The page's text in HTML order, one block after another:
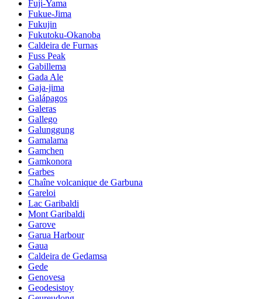
Fuji-Yama
Fukue-Jima
Fukujin
Fukutoku-Okanoba
Caldeira de Furnas
Fuss Peak
Gabillema
Gada Ale
Gaja-jima
Galápagos
Galeras
Gallego
Galunggung
Gamalama
Gamchen
Gamkonora
Garbes
Chaîne volcanique de Garbuna
Gareloi
Lac Garibaldi
Mont Garibaldi
Garove
Garua Harbour
Gaua
Caldeira de Gedamsa
Gede
Genovesa
Geodesistoy